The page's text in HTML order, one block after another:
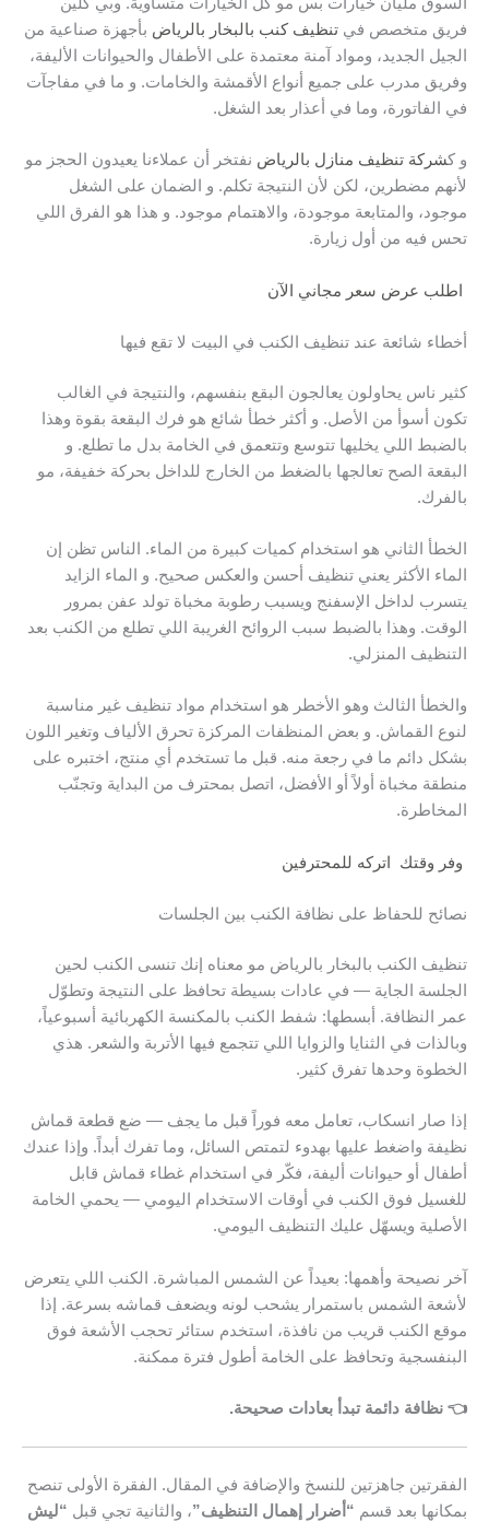
فريق متخصص في تنظيف كنب بالبخار بالرياض بأجهزة صناعية من
الجيل الجديد، ومواد آمنة معتمدة على الأطفال والحيوانات الأليفة،
وفريق مدرب على جميع أنواع الأقمشة والخامات. و ما في مفاجآت
في الفاتورة، وما في أعذار بعد الشغل.
و كشركة تنظيف منازل بالرياض نفتخر أن عملاءنا يعيدون الحجز مو
لأنهم مضطرين، لكن لأن النتيجة تكلم. و الضمان على الشغل
موجود، والمتابعة موجودة، والاهتمام موجود. و هذا هو الفرق اللي
تحس فيه من أول زيارة.
اطلب عرض سعر مجاني الآن
أخطاء شائعة عند تنظيف الكنب في البيت لا تقع فيها
كثير ناس يحاولون يعالجون البقع بنفسهم، والنتيجة في الغالب
تكون أسوأ من الأصل. و أكثر خطأ شائع هو فرك البقعة بقوة وهذا
بالضبط اللي يخليها تتوسع وتتعمق في الخامة بدل ما تطلع. و
البقعة الصح تعالجها بالضغط من الخارج للداخل بحركة خفيفة، مو
بالفرك.
الخطأ الثاني هو استخدام كميات كبيرة من الماء. الناس تظن إن
الماء الأكثر يعني تنظيف أحسن والعكس صحيح. و الماء الزايد
يتسرب لداخل الإسفنج ويسبب رطوبة مخباة تولد عفن بمرور
الوقت. وهذا بالضبط سبب الروائح الغريبة اللي تطلع من الكنب بعد
التنظيف المنزلي.
والخطأ الثالث وهو الأخطر هو استخدام مواد تنظيف غير مناسبة
لنوع القماش. و بعض المنظفات المركزة تحرق الألياف وتغير اللون
بشكل دائم ما في رجعة منه. قبل ما تستخدم أي منتج، اختبره على
منطقة مخباة أولاً أو الأفضل، اتصل بمحترف من البداية وتجنّب
المخاطرة.
وفر وقتك اتركه للمحترفين
نصائح للحفاظ على نظافة الكنب بين الجلسات
تنظيف الكنب بالبخار بالرياض مو معناه إنك تنسى الكنب لحين
الجلسة الجاية — في عادات بسيطة تحافظ على النتيجة وتطوّل
عمر النظافة. أبسطها: شفط الكنب بالمكنسة الكهربائية أسبوعياً،
وبالذات في الثنايا والزوايا اللي تتجمع فيها الأتربة والشعر. هذي
الخطوة وحدها تفرق كثير.
إذا صار انسكاب، تعامل معه فوراً قبل ما يجف — ضع قطعة قماش
نظيفة واضغط عليها بهدوء لتمتص السائل، وما تفرك أبداً. وإذا عندك
أطفال أو حيوانات أليفة، فكّر في استخدام غطاء قماش قابل
للغسيل فوق الكنب في أوقات الاستخدام اليومي — يحمي الخامة
الأصلية ويسهّل عليك التنظيف اليومي.
آخر نصيحة وأهمها: بعيداً عن الشمس المباشرة. الكنب اللي يتعرض
لأشعة الشمس باستمرار يشحب لونه ويضعف قماشه بسرعة. إذا
موقع الكنب قريب من نافذة، استخدم ستائر تحجب الأشعة فوق
البنفسجية وتحافظ على الخامة أطول فترة ممكنة.
👈 نظافة دائمة تبدأ بعادات صحيحة.
الفقرتين جاهزتين للنسخ والإضافة في المقال. الفقرة الأولى تنصح
بمكانها بعد قسم “أضرار إهمال التنظيف”، والثانية تجي قبل “ليش